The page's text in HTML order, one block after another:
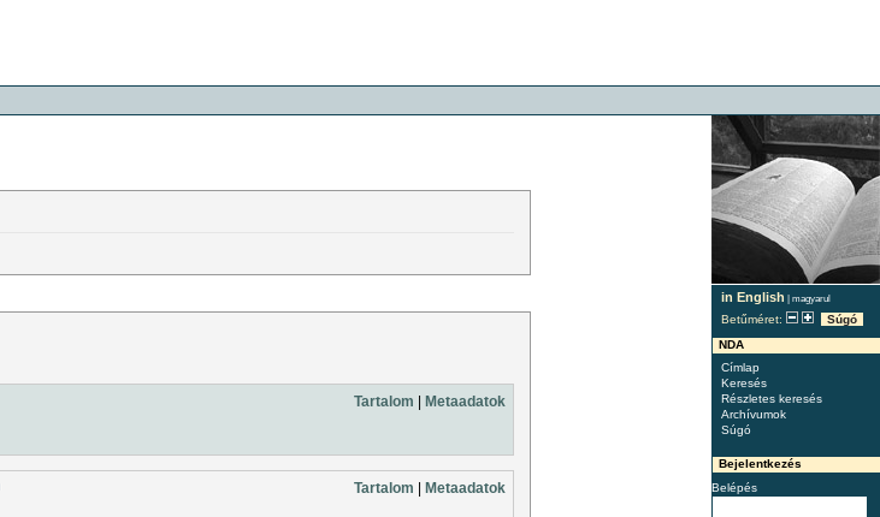
in English | magyarul
Betűméret:
Súgó
NDA
Címlap
Keresés
Részletes keresés
Archívumok
Súgó
Bejelentkezés
Belépés
Tartalom | Metaadatok
Tartalom Metaadatok